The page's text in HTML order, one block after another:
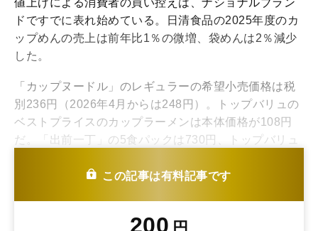
値上げによる消費者の買い控えは、ナショナルブラン
ドですでに表れ始めている。日清食品の2025年度のカ
ップめんの売上は前年比1％の微増、袋めんは2％減少
した。
「カップヌードル」のレギュラーの希望小売価格は税
別236円（2026年4月からは248円）。トップバリュの
ベストプライスのカップラーメンは本体価格が108円
だ。「出前一丁」の5食パックは730円、トップバリュ
パックで238円。価格にだけフォーカスすると、プライ
この記事は有料記事です
200